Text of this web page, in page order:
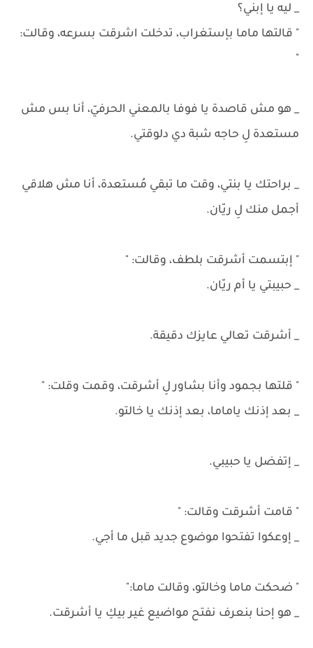
_ ليه يا إبني؟
" قالتها ماما بإستغراب، تدخلت اشرقت بسرعه، وقالت:
"
_ هو مش قاصدة يا فوفا بالمعني الحرفيّ، أنا بس مش
مستعدة لِ حاجه شبة دي دلوقتي.
_ براحتك يا بنتي، وقت ما تبقي مُستعدة، أنا مش هلاقي
أجمل منك لِ ريّان.
" إبتسمت أشرقت بلطف، وقالت: "
_ حبيبتي يا أم ريّان.
_ أشرقت تعالي عايزك دقيقة.
" قلتها بجمود وأنا بشاور لِ أشرقت، وقمت وقلت: "
_ بعد إذنك ياماما، بعد إذنك يا خالتو.
_ إتفضل يا حبيبي.
" قامت أشرقت وقالت: "
_ إوعكوا تفتحوا موضوع جديد قبل ما أجي.
" ضحكت ماما وخالتو، وقالت ماما:"
_ هو إحنا بنعرف نفتح مواضيع غير بيكِ يا أشرقت.